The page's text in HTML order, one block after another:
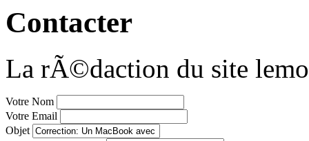
Contacter
La rÃ©daction du site
Votre Nom
Votre Email
Objet